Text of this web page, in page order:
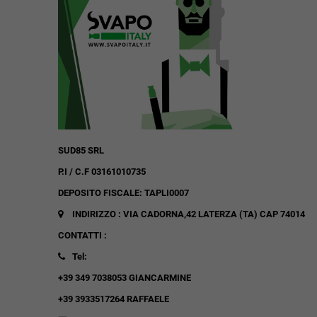
SUD85 SRL
P.I / C.F 03161010735
DEPOSITO FISCALE: TAPLI0007
INDIRIZZO : VIA CADORNA,42 LATERZA (TA) CAP 74014
CONTATTI :
Tel:
+39 349 7038053 GIANCARMINE
+39 3933517264 RAFFAELE